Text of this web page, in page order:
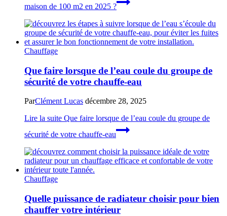
maison de 100 m2 en 2025 ?
Chauffage
Que faire lorsque de l’eau coule du groupe de
sécurité de votre chauffe-eau
ParClément Lucas décembre 28, 2025
Lire la suite Que faire lorsque de l’eau coule du groupe de
sécurité de votre chauffe-eau
Chauffage
Quelle puissance de radiateur choisir pour bien
chauffer votre intérieur